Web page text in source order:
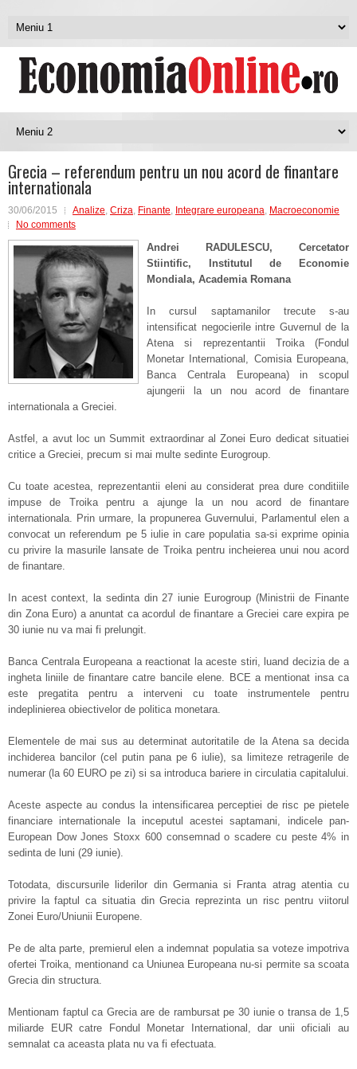
Grecia – referendum pentru un nou acord de finantare
internationala
30/06/2015 Analize, Criza, Finante, Integrare europeana, Macroeconomie
No comments
Andrei RADULESCU, Cercetator
Stiintific, Institutul de Economie
Mondiala, Academia Romana
In cursul saptamanilor trecute s-au
intensificat negocierile intre Guvernul de la
Atena si reprezentantii Troika (Fondul
Monetar International, Comisia Europeana,
Banca Centrala Europeana) in scopul
ajungerii la un nou acord de finantare
internationala a Greciei.
Astfel, a avut loc un Summit extraordinar al Zonei Euro dedicat situatiei
critice a Greciei, precum si mai multe sedinte Eurogroup.
Cu toate acestea, reprezentantii eleni au considerat prea dure conditiile
impuse de Troika pentru a ajunge la un nou acord de finantare
internationala. Prin urmare, la propunerea Guvernului, Parlamentul elen a
convocat un referendum pe 5 iulie in care populatia sa-si exprime opinia
cu privire la masurile lansate de Troika pentru incheierea unui nou acord
de finantare.
In acest context, la sedinta din 27 iunie Eurogroup (Ministrii de Finante
din Zona Euro) a anuntat ca acordul de finantare a Greciei care expira pe
30 iunie nu va mai fi prelungit.
Banca Centrala Europeana a reactionat la aceste stiri, luand decizia de a
ingheta liniile de finantare catre bancile elene. BCE a mentionat insa ca
este pregatita pentru a interveni cu toate instrumentele pentru
indeplinierea obiectivelor de politica monetara.
Elementele de mai sus au determinat autoritatile de la Atena sa decida
inchiderea bancilor (cel putin pana pe 6 iulie), sa limiteze retragerile de
numerar (la 60 EURO pe zi) si sa introduca bariere in circulatia capitalului.
Aceste aspecte au condus la intensificarea perceptiei de risc pe pietele
financiare internationale la inceputul acestei saptamani, indicele pan-
European Dow Jones Stoxx 600 consemnad o scadere cu peste 4% in
sedinta de luni (29 iunie).
Totodata, discursurile liderilor din Germania si Franta atrag atentia cu
privire la faptul ca situatia din Grecia reprezinta un risc pentru viitorul
Zonei Euro/Uniunii Europene.
Pe de alta parte, premierul elen a indemnat populatia sa voteze impotriva
ofertei Troika, mentionand ca Uniunea Europeana nu-si permite sa scoata
Grecia din structura.
Mentionam faptul ca Grecia are de rambursat pe 30 iunie o transa de 1,5
miliarde EUR catre Fondul Monetar International, dar unii oficiali au
semnalat ca aceasta plata nu va fi efectuata.